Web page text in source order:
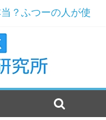
？ふつーの人が使
！解約と契約の実例
版！現役店員が選ぶ
年最新版！
由！まだ格安SIMじ